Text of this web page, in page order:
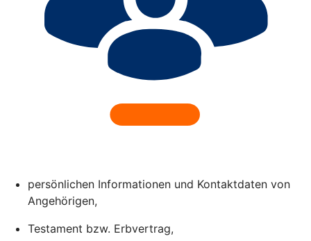
persönlichen Informationen und Kontaktdaten von
Angehörigen,
Testament bzw. Erbvertrag,